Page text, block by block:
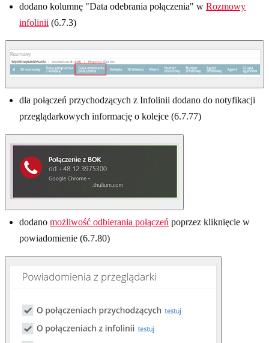
dodano kolumnę "Data odebrania połączenia" w Rozmowy
infolinii (6.7.3)
dla połączeń przychodzących z Infolinii dodano do notyfikacji
przeglądarkowych informację o kolejce (6.7.77)
dodano możliwość odbierania połączeń poprzez kliknięcie w
powiadomienie (6.7.80)